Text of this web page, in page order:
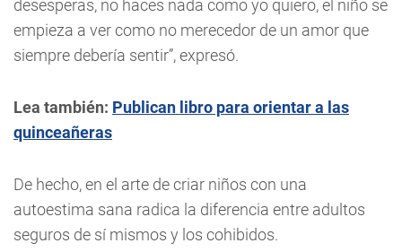
desesperas, no haces nada como yo quiero, el niño se
empieza a ver como no merecedor de un amor que
siempre debería sentir”, expresó.
Lea también: Publican libro para orientar a las
quinceañeras
De hecho, en el arte de criar niños con una
autoestima sana radica la diferencia entre adultos
seguros de sí mismos y los cohibidos.